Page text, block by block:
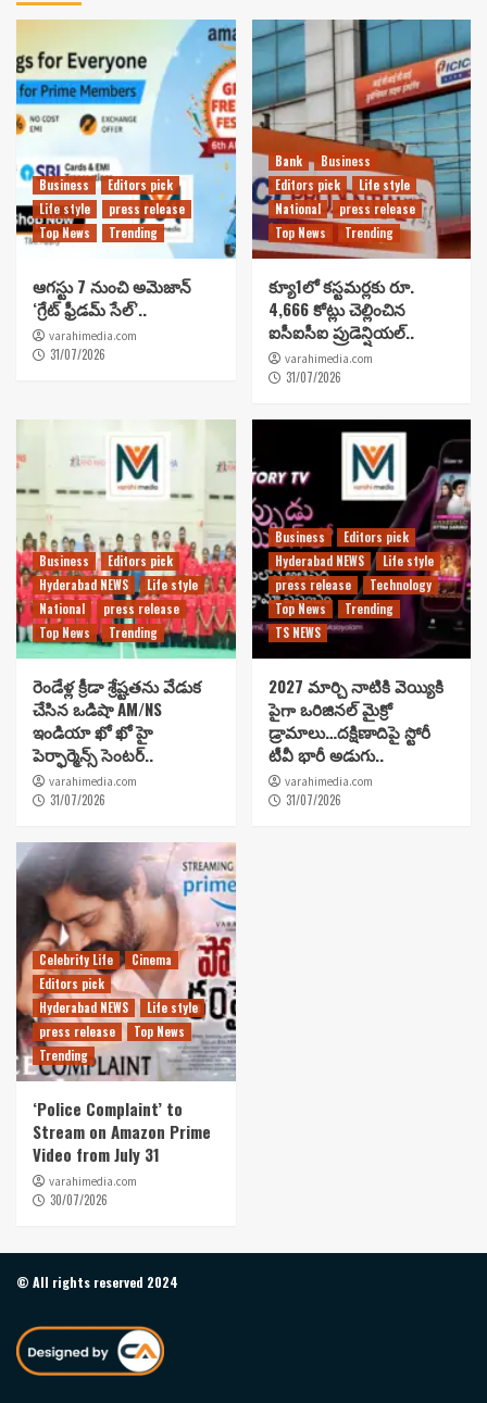
Business
Editors pick
Life style
press release
Top News
Trending
ఆగస్టు 7 నుంచి అమెజాన్
‘గ్రేట్ ఫ్రీడమ్ సేల్’..
varahimedia.com
31/07/2026
Bank
Business
Editors pick
Life style
National
press release
Top News
Trending
క్యూ1లో కస్టమర్లకు రూ.
4,666 కోట్లు చెల్లించిన
ఐసీఐసీఐ ప్రుడెన్షియల్..
varahimedia.com
31/07/2026
Business
Editors pick
Hyderabad NEWS
Life style
National
press release
Top News
Trending
రెండేళ్ల క్రీడా శ్రేష్టతను వేడుక
చేసిన ఒడిషా AM/NS
ఇండియా ఖో ఖో హై
పెర్ఫార్మెన్స్ సెంటర్..
varahimedia.com
31/07/2026
Business
Editors pick
Hyderabad NEWS
Life style
press release
Technology
Top News
Trending
TS NEWS
2027 మార్చి నాటికి వెయ్యికి
పైగా ఒరిజినల్ మైక్రో
డ్రామాలు…దక్షిణాదిపై స్టోరీ
టీవీ భారీ అడుగు..
varahimedia.com
31/07/2026
Celebrity Life
Cinema
Editors pick
Hyderabad NEWS
Life style
press release
Top News
Trending
‘Police Complaint’ to
Stream on Amazon Prime
Video from July 31
varahimedia.com
30/07/2026
© All rights reserved 2024